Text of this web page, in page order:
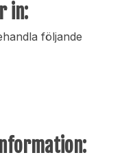
in:
följande